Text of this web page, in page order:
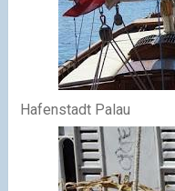
Hafenstadt Palau